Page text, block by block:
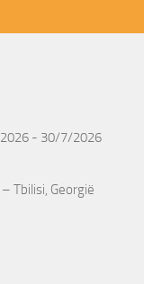
- 30/7/2026
Tbilisi, Georgië